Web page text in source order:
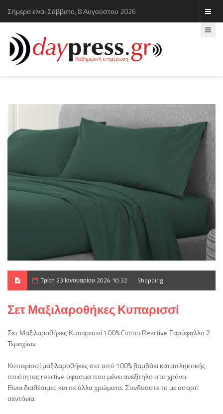
Σήμερα είναι Σάββατο, 8 Αυγούστου 2026
Τρίτη 23 Ιανουαρίου 2024 10:32 Shopping
Σετ Μαξιλαροθήκες Κυπαρισσί
Σετ Μαξιλαροθήκες Κυπαρισσί 100% Cotton Reactive Γαρύφαλλο 2
Τεμαχίων
Κυπαρισσί μαξιλαροθήκες σετ από 100% βαμβάκι καταπληκτικής
ποιότητας reactive ύφασμα που μένει ανεξίτηλο στο χρόνο.
Είναι διαθέσιμες και σε άλλα χρώματα. Συνδυάστε το με ασορτί
σεντόνια.